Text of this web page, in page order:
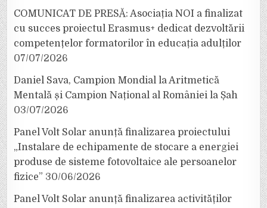
COMUNICAT DE PRESĂ: Asociația NOI a finalizat
cu succes proiectul Erasmus+ dedicat dezvoltării
competențelor formatorilor în educația adulților
07/07/2026
Daniel Sava, Campion Mondial la Aritmetică
Mentală și Campion Național al României la Șah
03/07/2026
Panel Volt Solar anunță finalizarea proiectului
„Instalare de echipamente de stocare a energiei
produse de sisteme fotovoltaice ale persoanelor
fizice” 30/06/2026
Panel Volt Solar anunță finalizarea activităților